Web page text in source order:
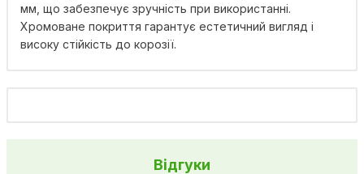
мм, що забезпечує зручність при використанні.
Хромоване покриття гарантує естетичний вигляд і
високу стійкість до корозії.
Відгуки